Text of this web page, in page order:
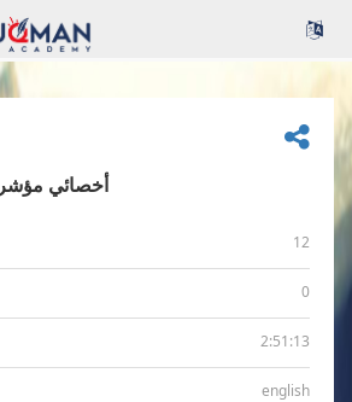
أخصائي
12
0
2:51:13
english